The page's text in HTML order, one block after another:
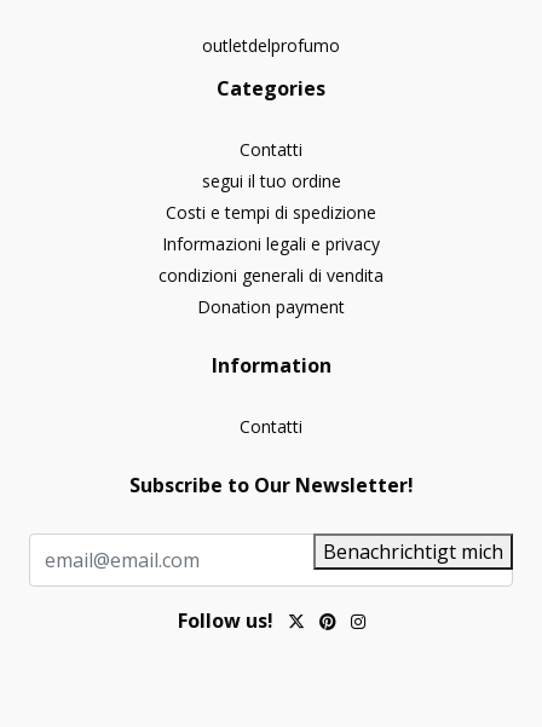
outletdelprofumo
Categories
Contatti
segui il tuo ordine
Costi e tempi di spedizione
Informazioni legali e privacy
condizioni generali di vendita
Donation payment
Information
Contatti
Subscribe to Our Newsletter!
Benachrichtigt mich
Follow us!